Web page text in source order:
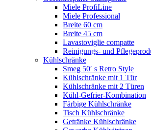
Miele ProfiLine
Miele Professional
Breite 60 cm
Breite 45 cm
Lavastoviglie compatte
Reinigungs- und
Kühlschränke
Smeg 50′ s Retro Style
Kühlschränke mit 1 Tür
Kühlschränke mit 2 Türen
Kühl-Gefrier-Kombination
Färbige Kühlschränke
Tisch Kühlschränke
Getränke Kühlschränke